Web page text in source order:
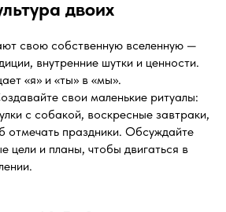
двоих
свою собственную вселенную —
внутренние шутки и ценности.
«я» и «ты» в «мы».
свои маленькие ритуалы:
с собакой, воскресные завтраки,
отмечать праздники. Обсуждайте
цели и планы, чтобы двигаться в